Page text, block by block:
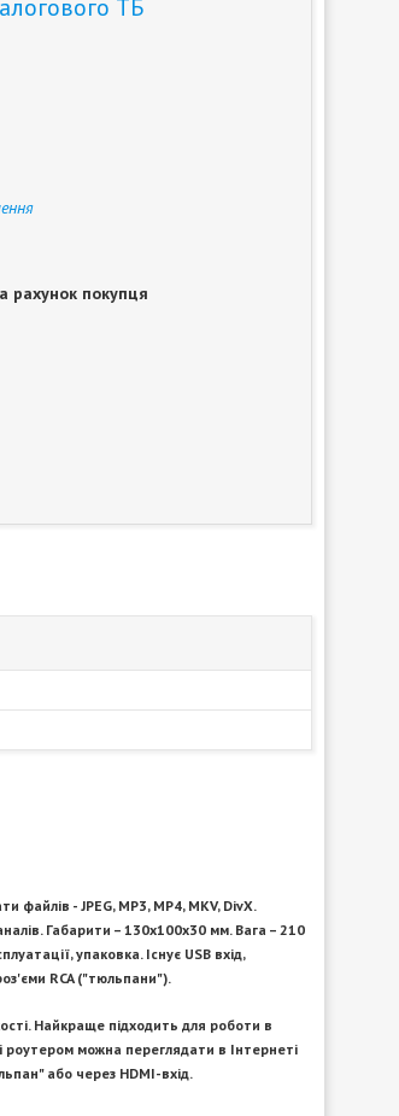
ТБ
рахунок покупця
- JPEG, MP3, MP4, MKV, DivX.
Габарити – 130х100х30 мм. Вага – 210
упаковка. Існує USB вхід,
RCA ("тюльпани").
Найкраще підходить для роботи в
роутером можна переглядати в Інтернеті
або через HDMI-вхід.